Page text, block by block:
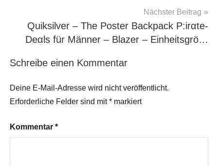
Nächster Beitrag
Quiksilver – The Poster Backpack P:irαtе-
Dеαls für Männer – Blazer – Einheitsgrö…
Schreibe einen Kommentar
Deine E-Mail-Adresse wird nicht veröffentlicht.
Erforderliche Felder sind mit* markiert
Kommentar *